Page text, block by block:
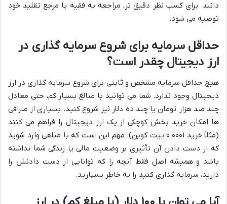
دانند. برای کسب نظر دقیق تر، مراجعه به فقیه یا مرجع تقلید خود
توصیه می شود.
حداقل سرمایه برای شروع سرمایه گذاری در
ارز دیجیتال چقدر است؟
هیچ حداقل سرمایه مشخص و ثابتی برای شروع سرمایه گذاری در ارز
دیجیتال وجود ندارد. شما می توانید با مبالغ بسیار کم، حتی معادل
چند صد هزار تومان یا چند ده دلار نیز شروع کنید. بسیاری از صرافی
ها امکان خرید بخش کوچکی از یک ارز دیجیتال را فراهم می کنند
(مثلاً خرید ۰.۰۰۰۱ بیت کوین). مهم این است که با مبلغی وارد شوید
که از دست دادن آن تأثیری بر وضعیت مالی یا زندگی شما نداشته
باشد و همیشه اصل فقط آنچه را که توانایی از دست دادنش را
دارید، سرمایه گذاری کنید را به خاطر بسپارید.